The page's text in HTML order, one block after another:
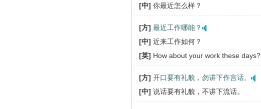
[中] 你最近怎么样？
[方] 最近工作哪能？
[中] 近来工作如何？
[英] How about your work these days?
[方] 开口要有礼貌，勿讲下作言话。
[中] 说话要有礼貌，不讲下流话。